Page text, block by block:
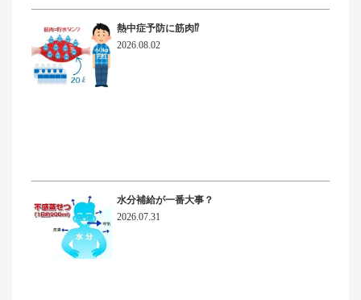
熱中症予防に筋肉⁉
2026.08.02
水分補給が一番大事？
2026.07.31